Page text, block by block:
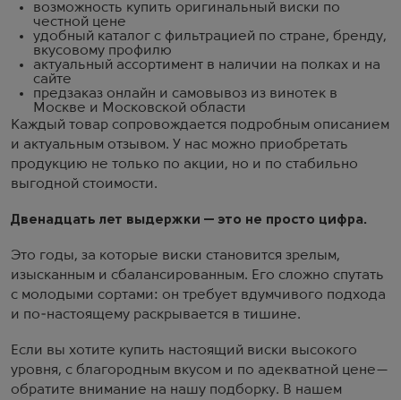
возможность купить оригинальный виски по
честной цене
удобный каталог с фильтрацией по стране, бренду,
вкусовому профилю
актуальный ассортимент в наличии на полках и на
сайте
предзаказ онлайн и самовывоз из винотек в
Москве и Московской области
Каждый товар сопровождается подробным описанием
и актуальным отзывом. У нас можно приобретать
продукцию не только по акции, но и по стабильно
выгодной стоимости.
Двенадцать лет выдержки — это не просто цифра.
Это годы, за которые виски становится зрелым,
изысканным и сбалансированным. Его сложно спутать
с молодыми сортами: он требует вдумчивого подхода
и по-настоящему раскрывается в тишине.
Если вы хотите купить настоящий виски высокого
уровня, с благородным вкусом и по адекватной цене—
обратите внимание на нашу подборку. В нашем